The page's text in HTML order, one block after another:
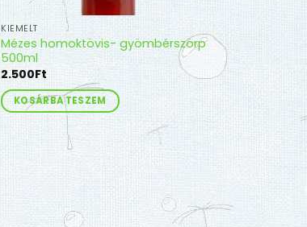
KIEMELT
Mézes homoktövis- gyömbérszörp
500ml
2.500Ft
KOSÁRBA TESZEM